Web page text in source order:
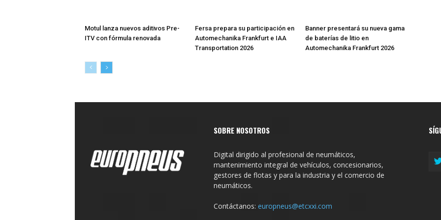
Motul lanza nuevos aditivos Pre-
ITV con fórmula renovada
Fersa prepara su participación en
Automechanika Frankfurt e IAA
Transportation 2026
Banner presentará su nueva gama
de baterías de litio en
Automechanika Frankfurt 2026
SOBRE NOSOTROS
Digital dirigido al profesional de neumáticos,
mantenimiento integral de vehículos, concesionarios,
gestores de flotas y para la industria y el comercio de
neumáticos.
Contáctanos: europneus@etcxxi.com